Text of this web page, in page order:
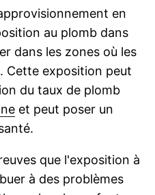
en
au plomb dans
dans les zones où les
Cette exposition peut
du taux de plomb
et peut poser un
que l'exposition à
à des problèmes